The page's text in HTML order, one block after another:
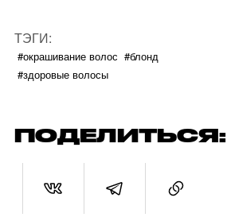
ТЭГИ:
#окрашивание волос #блонд
#здоровые волосы
ПОДЕЛИТЬСЯ: